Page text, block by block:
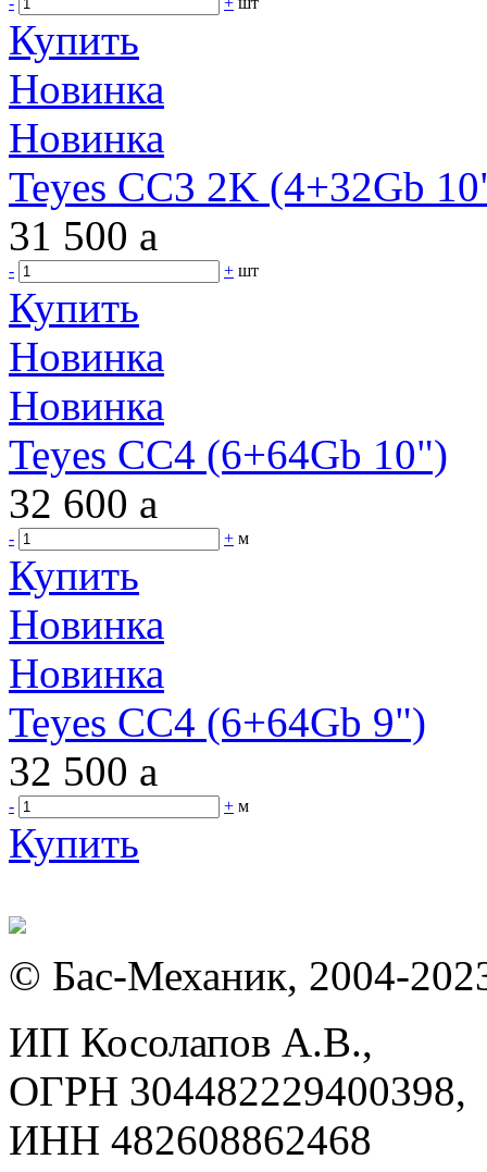
Купить
Новинка
Новинка
Teyes CC3 2K (4+32Gb
31 500 a
- + шт
Купить
Новинка
Новинка
Teyes CC4 (6+64Gb 10")
32 600 a
- + м
Купить
Новинка
Новинка
Teyes CC4 (6+64Gb 9")
32 500 a
- + м
Купить
© Бас-Механик, 2004-
ИП Косолапов А.В.,
ОГРН 304482229400398,
ИНН 482608862468